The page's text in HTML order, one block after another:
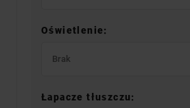
Oświetlenie:
Brak
Łapacze tłuszczu: